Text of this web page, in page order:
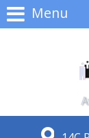
Menu